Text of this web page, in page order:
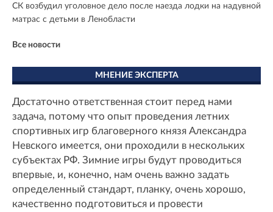
СК возбудил уголовное дело после наезда лодки на надувной
матрас с детьми в Ленобласти
Все новости
МНЕНИЕ ЭКСПЕРТА
Достаточно ответственная стоит перед нами
задача, потому что опыт проведения летних
спортивных игр благоверного князя Александра
Невского имеется, они проходили в нескольких
субъектах РФ. Зимние игры будут проводиться
впервые, и, конечно, нам очень важно задать
определенный стандарт, планку, очень хорошо,
качественно подготовиться и провести